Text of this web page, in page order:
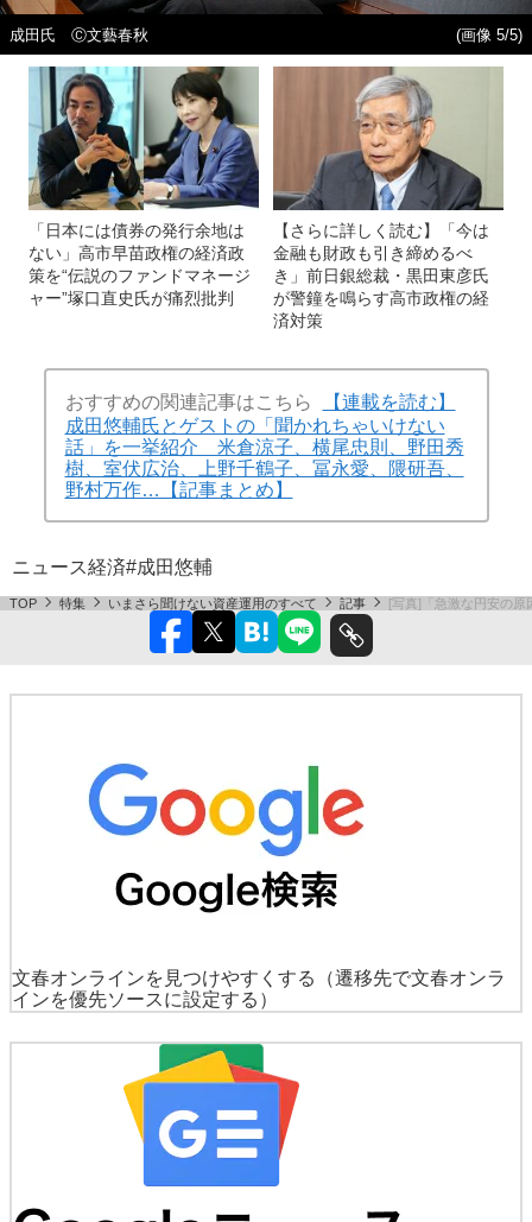
成田氏 Ⓒ文藝春秋 (画像 5/5)
「日本には債券の発行余地は
ない」高市早苗政権の経済政
策を“伝説のファンドマネージ
ャー”塚口直史氏が痛烈批判
【さらに詳しく読む】「今は
金融も財政も引き締めるべ
き」前日銀総裁・黒田東彦氏
が警鐘を鳴らす高市政権の経
済対策
おすすめの関連記事はこちら
【連載を読む】
成田悠輔氏とゲストの「聞かれちゃいけない
話」を一挙紹介 米倉涼子、横尾忠則、野田秀
樹、室伏広治、上野千鶴子、冨永愛、隈研吾、
野村万作…【記事まとめ】
ニュース経済#成田悠輔
TOP 特集 いまさら聞けない資産運用のすべて 記事 [写真]「急激な円安の
文春オンラインを見つけやすくする
（遷移先で文春オンラ
インを優先ソースに設定する）